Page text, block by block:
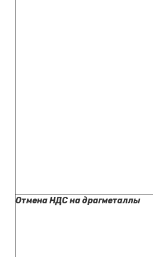
Отмена НДС на драгметаллы